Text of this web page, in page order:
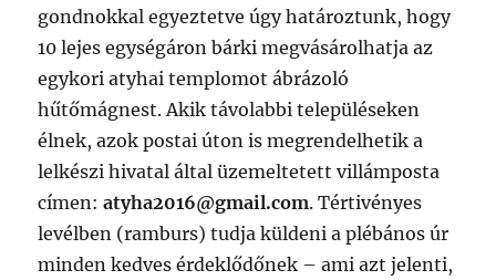
gondnokkal egyeztetve úgy határoztunk, hogy
10 lejes egységáron bárki megvásárolhatja az
egykori atyhai templomot ábrázoló
hűtőmágnest. Akik távolabbi településeken
élnek, azok postai úton is megrendelhetik a
lelkészi hivatal által üzemeltetett villámposta
címen:atyha2016@gmail.com. Tértivényes
levélben (ramburs) tudja küldeni a plébános úr
minden kedves érdeklődőnek – ami azt jelenti,